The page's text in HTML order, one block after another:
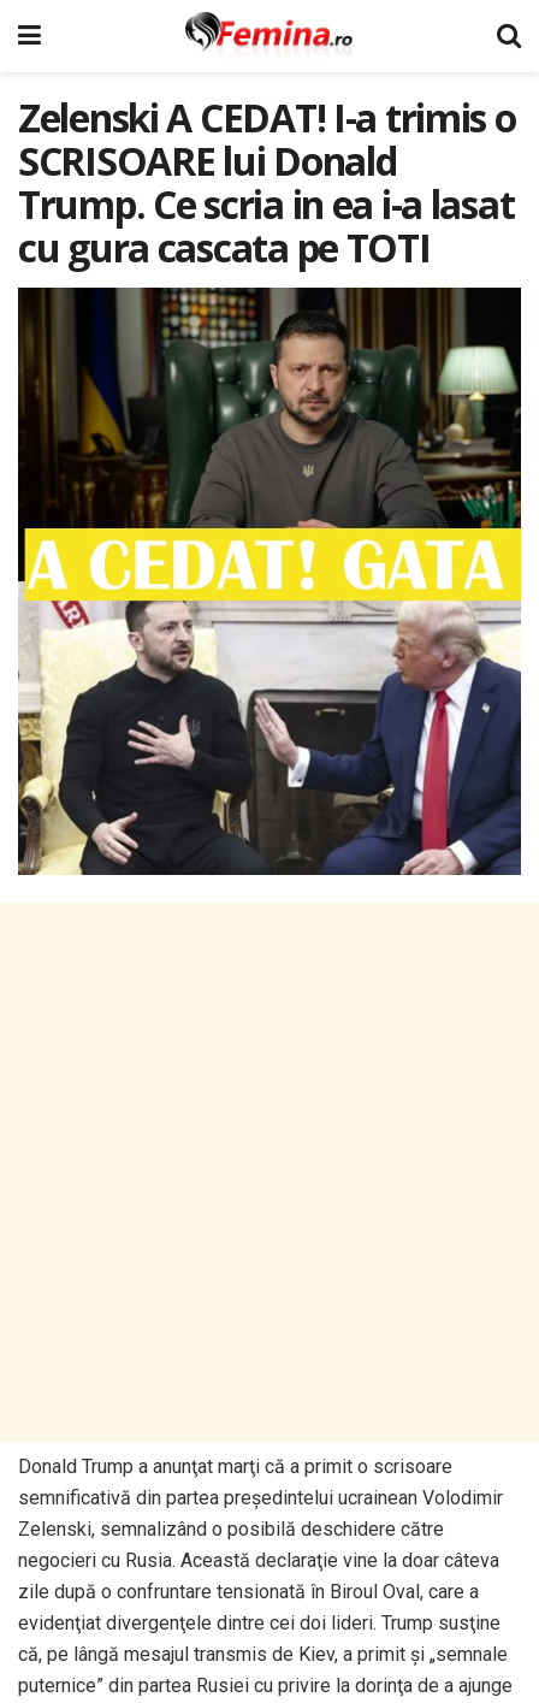
Zelenski A CEDAT! I-a trimis o
SCRISOARE lui Donald
Trump. Ce scria in ea i-a lasat
cu gura cascata pe TOTI
Donald Trump a anunţat marţi că a primit o scrisoare
semnificativă din partea preşedintelui ucrainean Volodimir
Zelenski, semnalizând o posibilă deschidere către
negocieri cu Rusia. Această declaraţie vine la doar câteva
zile după o confruntare tensionată în Biroul Oval, care a
evidenţiat divergenţele dintre cei doi lideri. Trump susţine
că, pe lângă mesajul transmis de Kiev, a primit şi „semnale
puternice” din partea Rusiei cu privire la dorinţa de a ajunge